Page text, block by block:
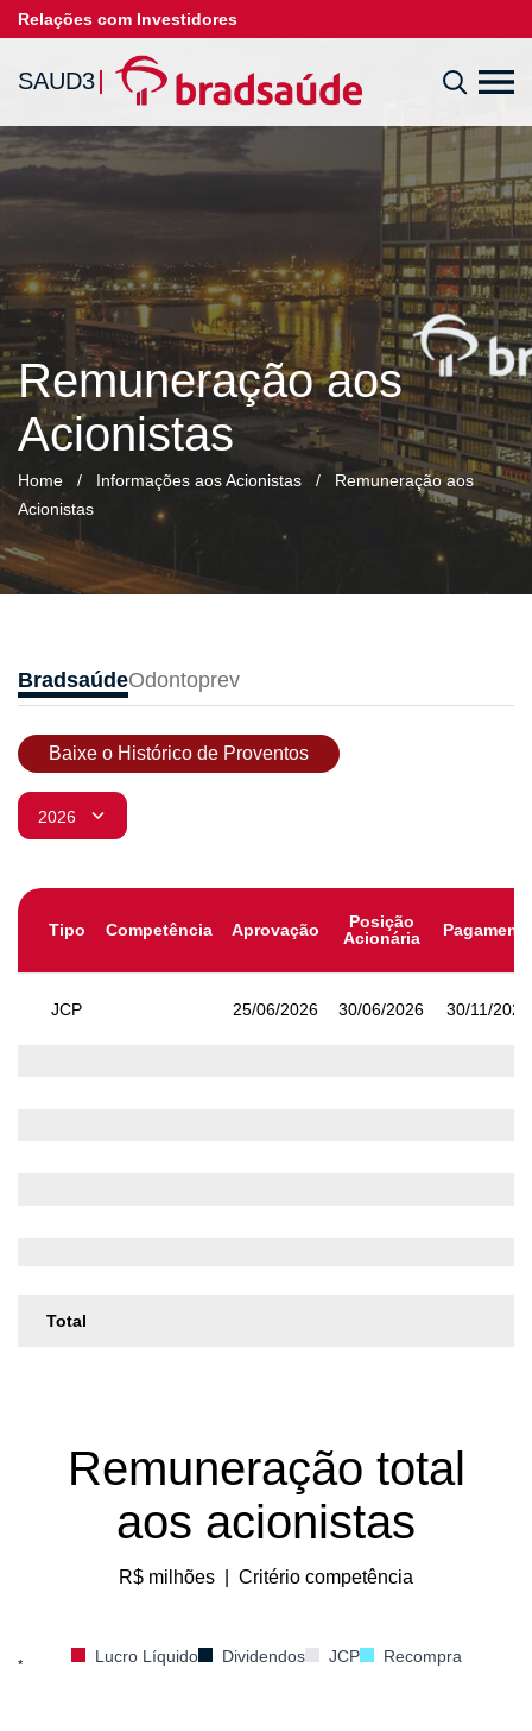
Relações com Investidores
SAUD3
Remuneração aos
Acionistas
Home / Informações aos Acionistas /
Remuneração aos
Acionistas
BradsaúdeOdontoprev
Baixe o Histórico de Proventos
Tipo Competência Aprovação
Posição
Acionária
JCP 25/06/2026 30/06/2026 30/11/2026
Total
Remuneração total
aos acionistas
R$ milhões Critério competência
Lucro Líquido Dividendos JCP Recompra
*